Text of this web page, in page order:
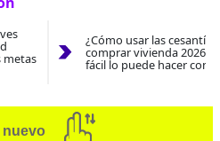
metas
¿Cómo usar las
comprar vivienda 2026?
fácil lo puede hacer con